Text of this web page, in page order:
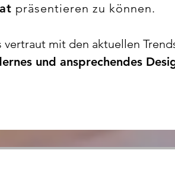
präsentieren zu können.
vertraut mit den aktuellen
und ansprechendes